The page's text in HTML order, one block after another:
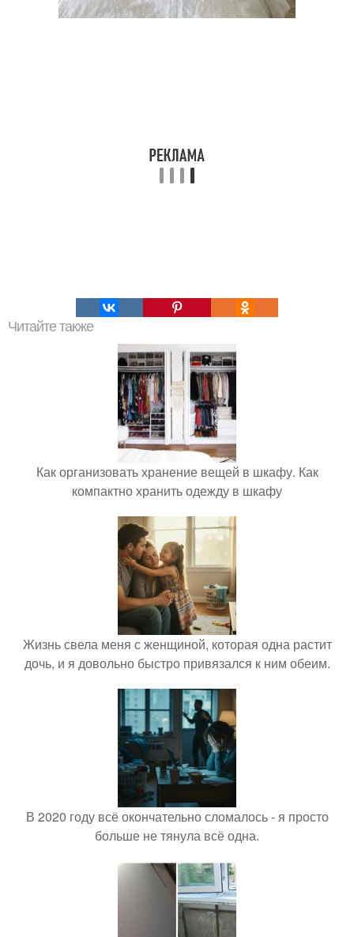
Читайте также
Как организовать хранение вещей в шкафу. Как
компактно хранить одежду в шкафу
Жизнь свела меня с женщиной, которая одна растит
дочь, и я довольно быстро привязался к ним обеим.
В 2020 году всё окончательно сломалось - я просто
больше не тянула всё одна.